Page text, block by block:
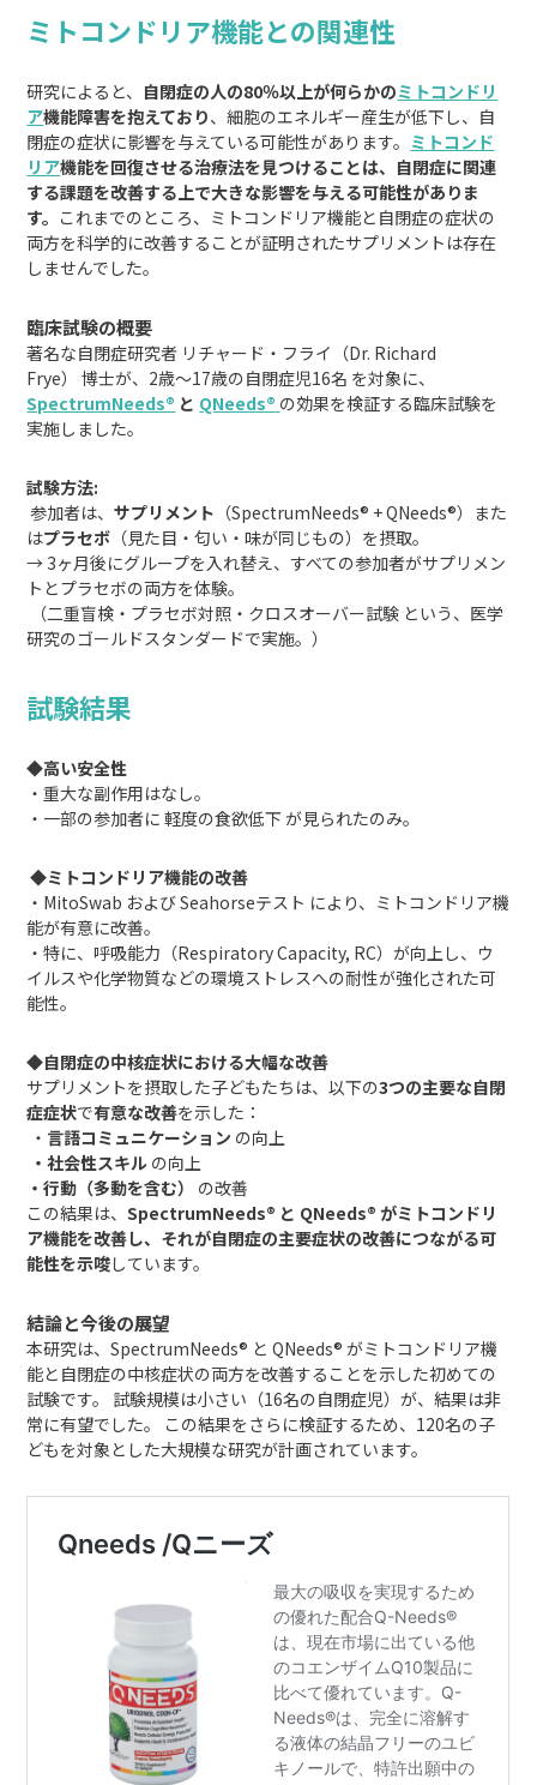
ミトコンドリア機能との関連性
研究によると、 自閉症の人の80％以上が何らかのミトコンドリ
ア機能障害を抱えており、細胞のエネルギー産生が低下し、自
閉症の症状に影響を与えている可能性があります。 ミトコンド
リア機能を回復させる治療法を見つけることは、自閉症に関連
する課題を改善する上で大きな影響を与える可能性がありま
す。 これまでのところ、ミトコンドリア機能と自閉症の症状の
両方を科学的に改善することが証明されたサプリメントは存在
しませんでした。
臨床試験の概要
著名な自閉症研究者 リチャード・フライ（Dr. Richard
Frye） 博士が、2歳〜17歳の自閉症児16名 を対象に、
SpectrumNeeds® と QNeeds® の効果を検証する臨床試験を
実施しました。
試験方法:
参加者は、サプリメント （SpectrumNeeds® + QNeeds®）また
はプラセボ （見た目・匂い・味が同じもの）を摂取。
→ 3ヶ月後にグループを入れ替え、すべての参加者がサプリメン
トとプラセボの両方を体験。
（二重盲検・プラセボ対照・クロスオーバー試験 という、医学
研究のゴールドスタンダードで実施。）
試験結果
◆高い安全性
・重大な副作用はなし。
・一部の参加者に 軽度の食欲低下 が見られたのみ。
◆ミトコンドリア機能の改善
・MitoSwab および Seahorseテスト により、ミトコンドリア機
能が有意に改善。
・特に、呼吸能力（Respiratory Capacity, RC）が向上し、ウ
イルスや化学物質などの環境ストレスへの耐性が強化された可
能性。
◆自閉症の中核症状における大幅な改善
サプリメントを摂取した子どもたちは、以下の3つの主要な自閉
症症状で有意な改善を示した：
・ 言語コミュニケーション の向上
・社会性スキル の向上
・行動（多動を含む）
の改善
この結果は、SpectrumNeeds® と QNeeds® がミトコンドリ
ア機能を改善し、それが自閉症の主要症状の改善につながる可
能性を示唆しています。
結論と今後の展望
本研究は、SpectrumNeeds® と QNeeds® がミトコンドリア機
能と自閉症の中核症状の両方を改善することを示した初めての
試験です。 試験規模は小さい（16名の自閉症児）が、結果は非
常に有望でした。 この結果をさらに検証するため、120名の子
どもを対象とした大規模な研究が計画されています。